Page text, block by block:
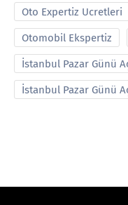
Oto Expertiz Ucretleri
Otomobil Ekspertiz
İstanbul Pazar Günü
İstanbul Pazar Günü